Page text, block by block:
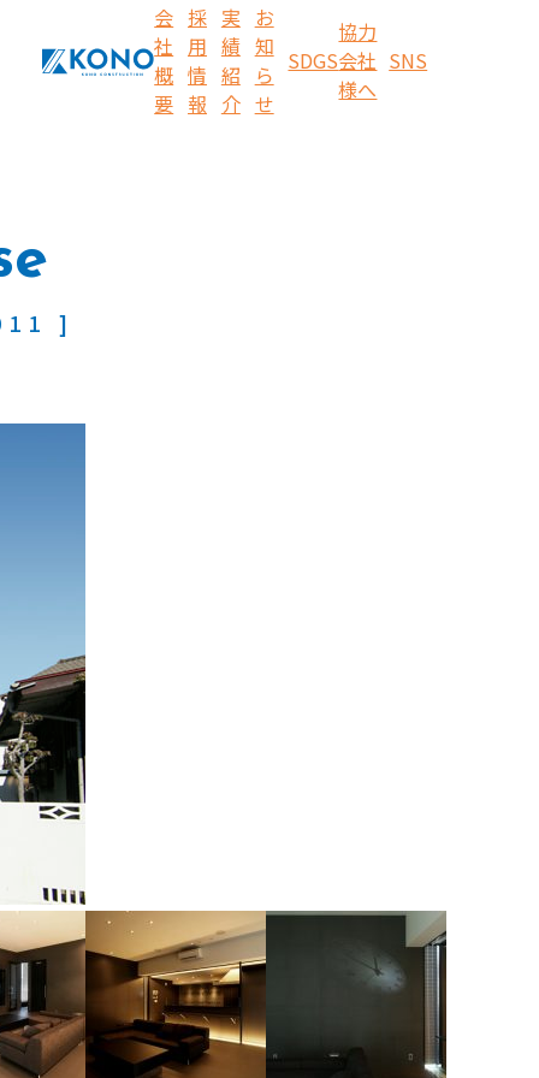
会
社
概
要
採
用
情
報
実
績
紹
介
お
知
ら
せ
SDGS
協力
会社
様へ
SNS
]